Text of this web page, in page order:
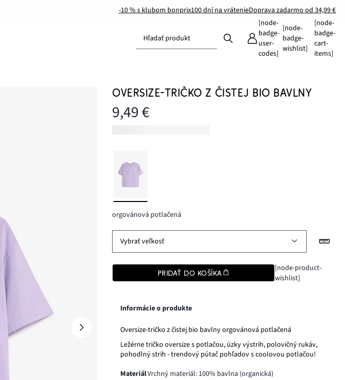
-10 % s klubom bonprix100 dní na vrátenieDoprava zadarmo od 34,99 €
Hľadať produkt
[node-
badge-
user-
codes]
[node-
badge-
wishlist]
[node-
badge-
cart-
items]
OVERSIZE-TRIČKO Z ČISTEJ BIO BAVLNY
9,49 €
orgovánová potlačená
Vybrať veľkosť
PRIDAŤ DO KOŠÍKA
[node-product-
wishlist]
Informácie o produkte
Oversize-tričko z čistej bio bavlny orgovánová potlačená
Ležérne tričko oversize s potlačou, úzky výstrih, polovičný rukáv,
pohodlný strih - trendový pútač pohľadov s coolovou potlačou!
MateriálVrchný materiál: 100% bavlna (organická)